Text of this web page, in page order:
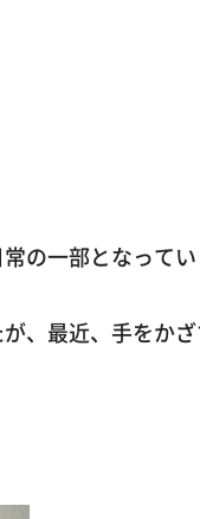
の一部となってい
、最近、手をか